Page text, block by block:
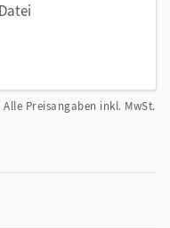
Alle Preisangaben inkl. MwSt.